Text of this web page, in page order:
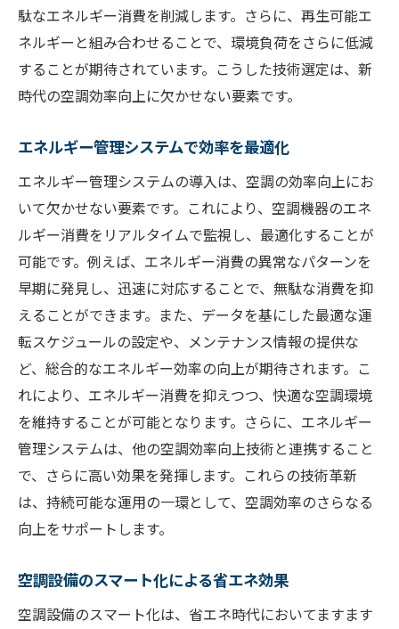
駄なエネルギー消費を削減します。さらに、再生可能エ
ネルギーと組み合わせることで、環境負荷をさらに低減
することが期待されています。こうした技術選定は、新
時代の空調効率向上に欠かせない要素です。
エネルギー管理システムで効率を最適化
エネルギー管理システムの導入は、空調の効率向上にお
いて欠かせない要素です。これにより、空調機器のエネ
ルギー消費をリアルタイムで監視し、最適化することが
可能です。例えば、エネルギー消費の異常なパターンを
早期に発見し、迅速に対応することで、無駄な消費を抑
えることができます。また、データを基にした最適な運
転スケジュールの設定や、メンテナンス情報の提供な
ど、総合的なエネルギー効率の向上が期待されます。こ
れにより、エネルギー消費を抑えつつ、快適な空調環境
を維持することが可能となります。さらに、エネルギー
管理システムは、他の空調効率向上技術と連携すること
で、さらに高い効果を発揮します。これらの技術革新
は、持続可能な運用の一環として、空調効率のさらなる
向上をサポートします。
空調設備のスマート化による省エネ効果
空調設備のスマート化は、省エネ時代においてますます